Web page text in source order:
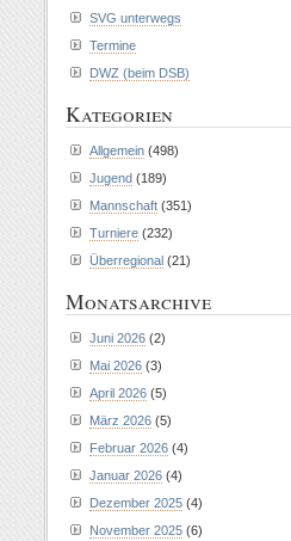
SVG unterwegs
Termine
DWZ (beim DSB)
Kategorien
Allgemein (498)
Jugend (189)
Mannschaft (351)
Turniere (232)
Überregional (21)
Monatsarchive
Juni 2026 (2)
Mai 2026 (3)
April 2026 (5)
März 2026 (5)
Februar 2026 (4)
Januar 2026 (4)
Dezember 2025 (4)
November 2025 (6)